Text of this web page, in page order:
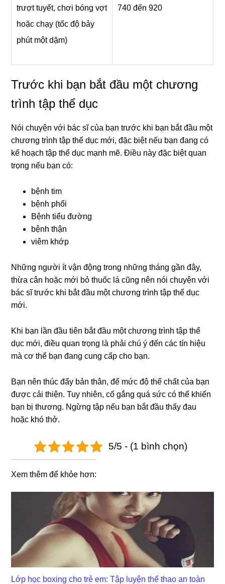
trượt tuyết, chơi bóng vợt
hoặc chạy (tốc độ bảy
phút một dặm)
740 đến 920
Trước khi bạn bắt đầu một chương
trình tập thể dục
Nói chuyện với bác sĩ của bạn trước khi bạn bắt đầu một
chương trình tập thể dục mới, đặc biệt nếu bạn đang có
kế hoạch tập thể dục mạnh mẽ. Điều này đặc biệt quan
trọng nếu bạn có:
bệnh tim
bệnh phổi
Bệnh tiểu đường
bệnh thận
viêm khớp
Những người ít vận động trong những tháng gần đây,
thừa cân hoặc mới bỏ thuốc lá cũng nên nói chuyện với
bác sĩ trước khi bắt đầu một chương trình tập thể dục
mới.
Khi bạn lần đầu tiên bắt đầu một chương trình tập thể
dục mới, điều quan trọng là phải chú ý đến các tín hiệu
mà cơ thể bạn đang cung cấp cho bạn.
Bạn nên thúc đẩy bản thân, để mức độ thể chất của bạn
được cải thiện. Tuy nhiên, cố gắng quá sức có thể khiến
bạn bị thương. Ngừng tập nếu bạn bắt đầu thấy đau
hoặc khó thở.
5/5 - (1 bình chọn)
Xem thêm để khỏe hơn:
Lớp học boxing cho trẻ em: Tập luyện thể thao an toàn